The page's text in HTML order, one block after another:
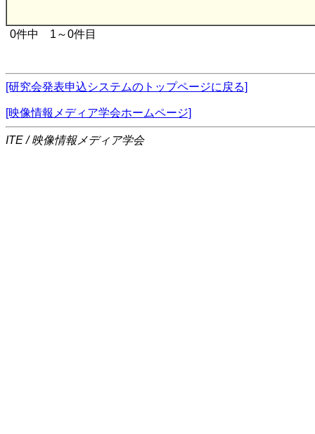
0件中 1～0件目
[研究会発表申込システムのトップページに戻る]
[映像情報メディア学会ホームページ]
ITE / 映像情報メディア学会